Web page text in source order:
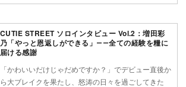
CUTIE STREET ソロインタビュー Vol.2：増田彩
乃「やっと恩返しができる」――全ての経験を糧に
届ける感謝
「かわいいだけじゃだめですか？」でデビュー直後か
ら大ブレイクを果たし、怒涛の日々を過ごしてきた